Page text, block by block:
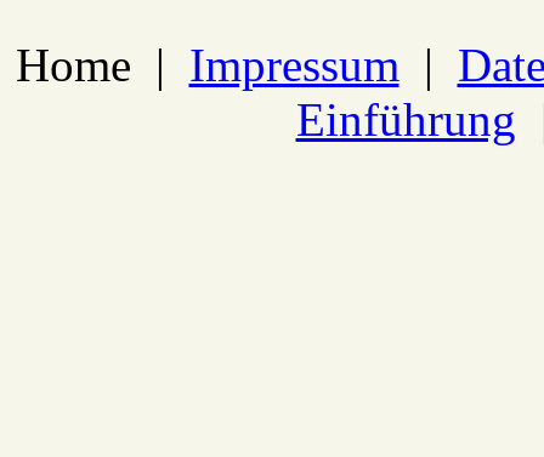
Home | Impressum |
Einführung